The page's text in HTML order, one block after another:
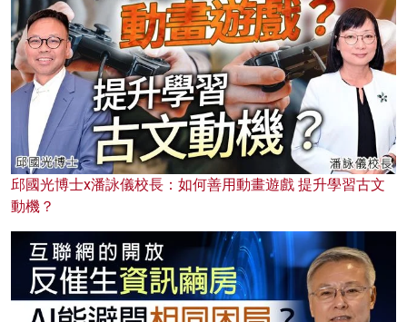
邱國光博士x潘詠儀校長：如何善用動畫遊戲 提升學習古文
動機？